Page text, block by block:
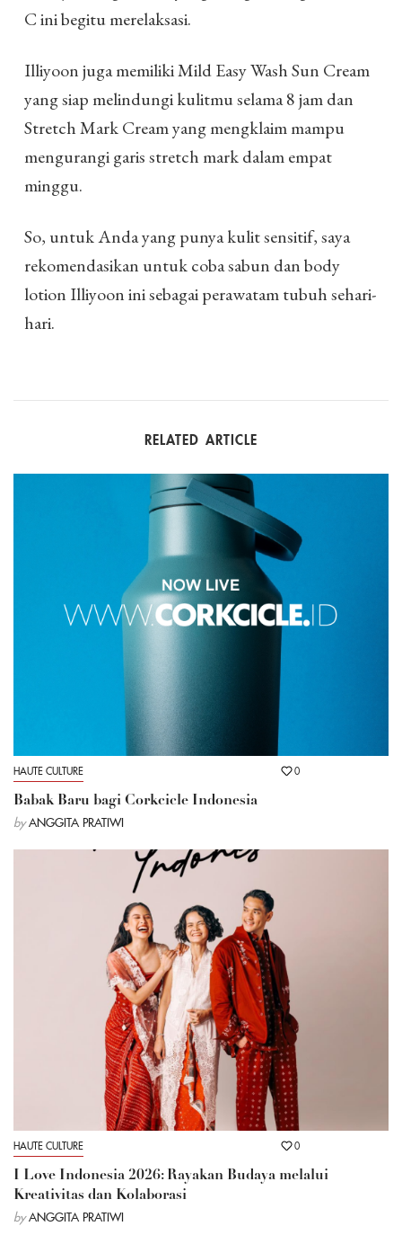
C ini begitu merelaksasi.
Illiyoon juga memiliki Mild Easy Wash Sun Cream
yang siap melindungi kulitmu selama 8 jam dan
Stretch Mark Cream yang mengklaim mampu
mengurangi garis stretch mark dalam empat
minggu.
So, untuk Anda yang punya kulit sensitif, saya
rekomendasikan untuk coba sabun dan body
lotion Illiyoon ini sebagai perawatam tubuh sehari-
hari.
RELATED ARTICLE
HAUTE CULTURE 0
Babak Baru bagi Corkcicle Indonesia
by ANGGITA PRATIWI
HAUTE CULTURE 0
I Love Indonesia 2026: Rayakan Budaya melalui
Kreativitas dan Kolaborasi
by ANGGITA PRATIWI